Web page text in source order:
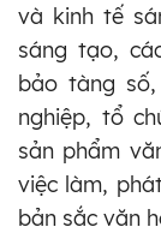
và kinh tế
sáng tạo,
bảo tàng
nghiệp, tổ
sản phẩm
việc làm,
bản sắc văn